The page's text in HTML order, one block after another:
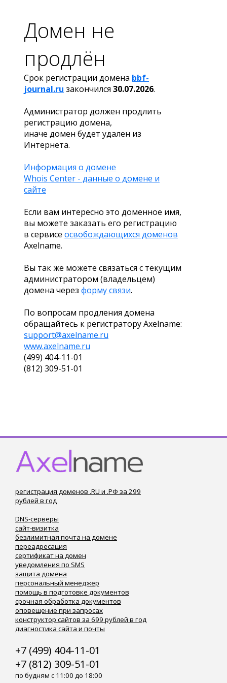
Домен не
продлён
Срок регистрации домена bbf-
journal.ru закончился 30.07.2026.
Администратор должен продлить
регистрацию домена,
иначе домен будет удален из
Интернета.
Информация о домене
Whois Center - данные о домене и
сайте
Если вам интересно это доменное имя,
вы можете заказать его регистрацию
в сервисе освобождающихся доменов
Axelname.
Вы так же можете связаться с текущим
администратором (владельцем)
домена через форму связи.
По вопросам продления домена
обращайтесь к регистратору Axelname:
support@axelname.ru
www.axelname.ru
(499) 404-11-01
(812) 309-51-01
регистрация доменов .RU и .РФ за 299
рублей в год
DNS-серверы
сайт-визитка
безлимитная почта на домене
переадресация
сертификат на домен
уведомления по SMS
защита домена
персональный менеджер
помощь в подготовке документов
срочная обработка документов
оповещение при запросах
конструктор сайтов за 699 рублей в год
диагностика сайта и почты
+7 (499) 404-11-01
+7 (812) 309-51-01
по будням с 11:00 до 18:00